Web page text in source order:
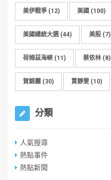
美伊戰爭 (12) 美國 (100)
美國總統大選(44) 美股 (7)
荷姆茲海峽 (11) 蔡依林 (8)
賀錦麗 (30) 賈靜雯 (10)
分類
人氣搜尋
熱點事件
熱點新聞